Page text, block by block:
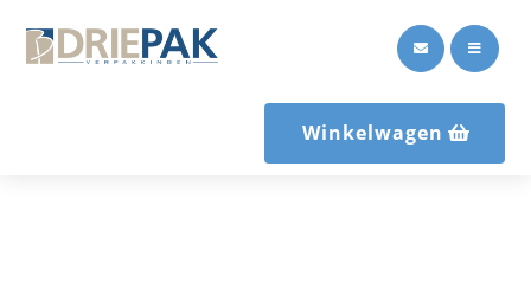
 
Winkelwagen